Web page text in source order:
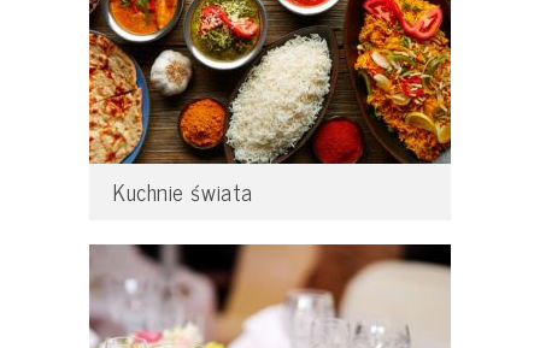
Kuchnie świata